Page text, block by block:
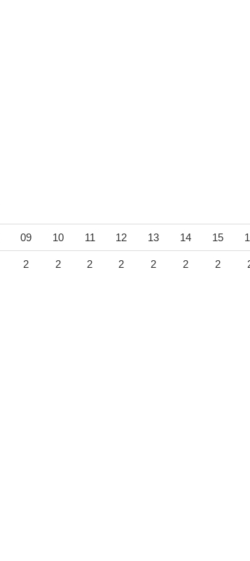
09 10 11 12 13 14 15
2 2 2 2 2 2 2